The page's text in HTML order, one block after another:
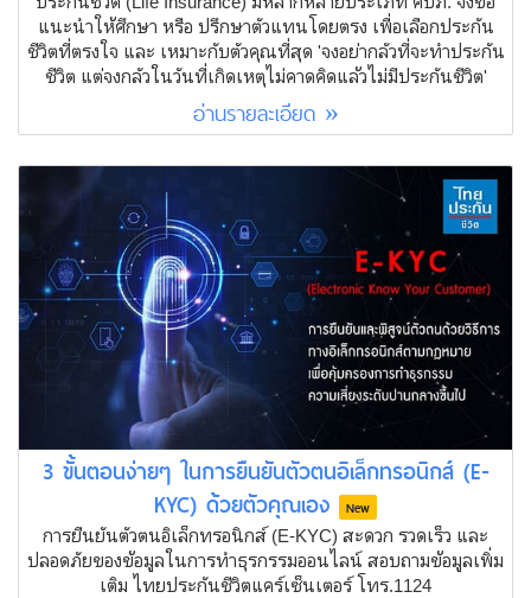
แนะนำให้ศึกษา หรือ ปรึกษาตัวแทนโดยตรง เพื่อเลือกประกัน
ชีวิตที่ตรงใจ และ เหมาะกับตัวคุณที่สุด 'จงอย่ากลัวที่จะทำประกัน
ชีวิต แต่จงกลัวในวันที่เกิดเหตุไม่คาดคิดแล้วไม่มีประกันชีวิต'
อ่านรายละเอียด »
3 ขั้นตอนง่ายๆ ในการยืนยันตัวตนอิเล็กทรอนิกส์ (E-
KYC) ด้วยตัวคุณเอง New
การยืนยันตัวตนอิเล็กทรอนิกส์ (E-KYC) สะดวก รวดเร็ว และ
ปลอดภัยของข้อมูลในการทำธุรกรรมออนไลน์ สอบถามข้อมูลเพิ่ม
เติม ไทยประกันชีวิตแคร์เซ็นเตอร์ โทร.1124